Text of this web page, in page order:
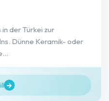
der Türkei zur
Dünne Keramik- oder